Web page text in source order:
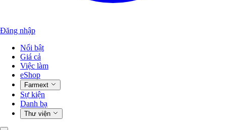
Đăng nhập
Nổi bật
Giá cả
Việc làm
eShop
Farmext
Sự kiện
Danh bạ
Thư viện